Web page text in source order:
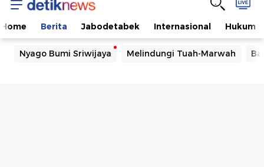
Home Berita Jabodetabek Internasional Hukum
Nyago Bumi Sriwijaya Melindungi Tuah-Marwah